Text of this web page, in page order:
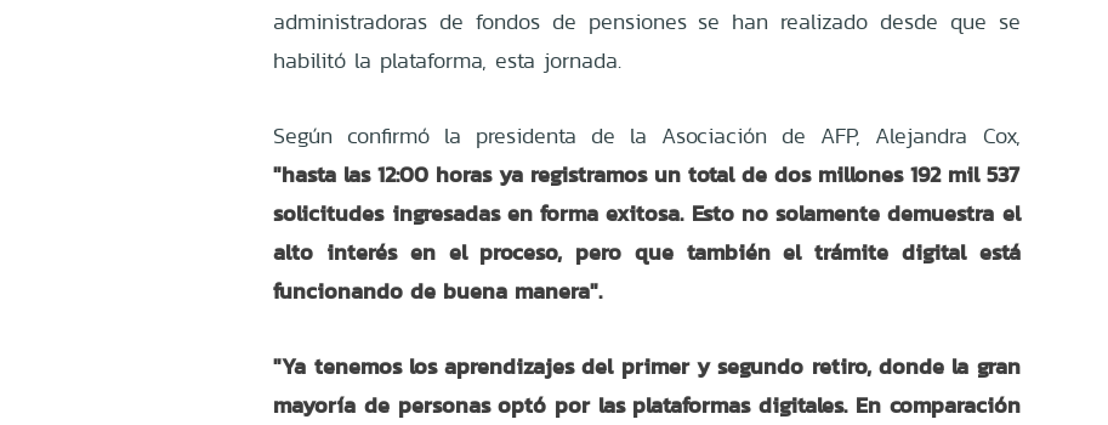
administradoras de fondos de pensiones se han realizado desde que se
habilitó la plataforma, esta jornada.
Según confirmó la presidenta de la Asociación de AFP, Alejandra Cox,
"hasta las 12:00 horas ya registramos un total de dos millones 192 mil 537
solicitudes ingresadas en forma exitosa. Esto no solamente demuestra el
alto interés en el proceso, pero que también el trámite digital está
funcionando de buena manera".
"Ya tenemos los aprendizajes del primer y segundo retiro, donde la gran
mayoría de personas optó por las plataformas digitales. En comparación